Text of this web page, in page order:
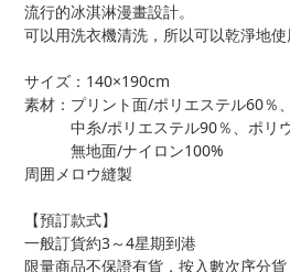
流行的冰淇淋漫畫設計。
可以用洗衣機清洗，所以可以乾淨地使
サイズ：140×190cm
素材：プリント面/ポリエステル60％
中糸/ポリエステル90％、ポリウ
無地面/ナイロン100%
周囲メロウ縫製
【預訂款式】
一般訂貨約3～4星期到港
限量商品不保證有貨，按入數次序分貨